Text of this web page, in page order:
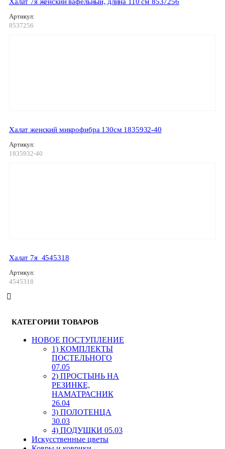
Артикул:
8537256
Халат женский микрофибра 130см 1835932-40
Артикул:
1835932-40
Халат 7я_4545318
Артикул:
4545318
КАТЕГОРИИ ТОВАРОВ
HОВОЕ ПОСТУПЛЕНИЕ
1) КОМПЛЕКТЫ
ПОСТЕЛЬНОГО
07.05
2) ПРОСТЫНЬ НА
РЕЗИНКЕ,
НАМАТРАСНИК
26.04
3) ПОЛОТЕНЦА
30.03
4) ПОДУШКИ 05.03
Искусственные цветы